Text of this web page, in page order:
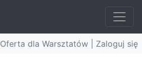
Oferta dla Warsztatów | Zaloguj się